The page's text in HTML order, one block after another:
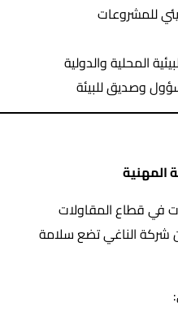
للمشروعات
المحلية والدولية
وصديق للبيئة
في قطاع المقاولات
شركة الناغي تضع سلامة